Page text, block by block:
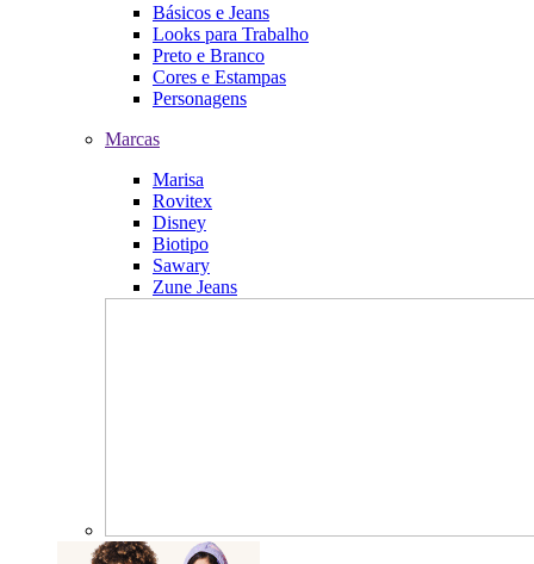
Básicos e Jeans
Looks para Trabalho
Preto e Branco
Cores e Estampas
Personagens
Marcas
Marisa
Rovitex
Disney
Biotipo
Sawary
Zune Jeans